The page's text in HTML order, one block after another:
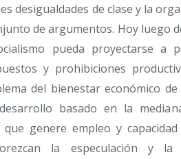
desigualdades de clase y la
de argumentos. Hoy luego
pueda proyectarse a
y prohibiciones
del bienestar económico
basado en la
genere empleo y
la especulación y